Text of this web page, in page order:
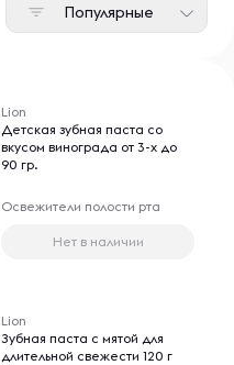
Популярные
Lion
Детская зубная паста со
вкусом винограда от 3-х до
90 гр.
Освежители полости рта
Нет в наличии
Lion
Зубная паста с мятой для
длительной свежести 120 г